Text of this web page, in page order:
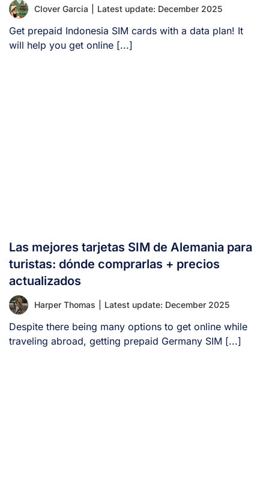
Clover Garcia Latest update: December 2025
Get prepaid Indonesia SIM cards with a data plan! It
will help you get online [...]
Las mejores tarjetas SIM de Alemania para
turistas: dónde comprarlas + precios
actualizados
Harper Thomas Latest update: December 2025
Despite there being many options to get online while
traveling abroad, getting prepaid Germany SIM [...]